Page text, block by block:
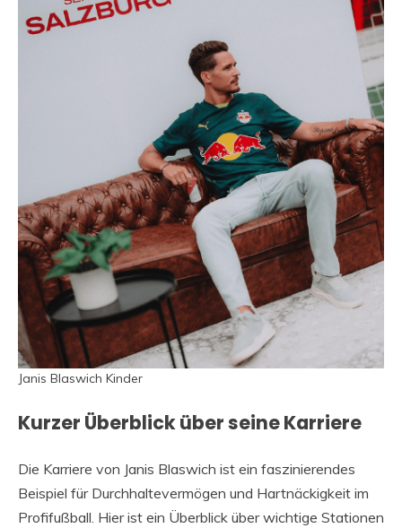
Janis Blaswich Kinder
Kurzer Überblick über seine Karriere
Die Karriere von Janis Blaswich ist ein faszinierendes
Beispiel für Durchhaltevermögen und Hartnäckigkeit im
Profifußball. Hier ist ein Überblick über wichtige Stationen